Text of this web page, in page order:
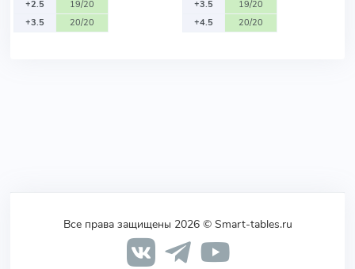
+2.5
19/20
+3.5
20/20
+3.5
19/20
+4.5
20/20
Все права защищены 2026 © Smart-tables.ru